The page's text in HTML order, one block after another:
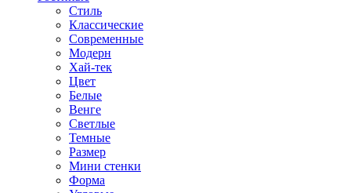
Стиль
Классические
Современные
Модерн
Хай-тек
Цвет
Белые
Венге
Светлые
Темные
Размер
Мини стенки
Форма